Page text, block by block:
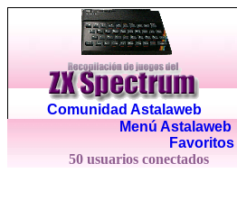
Comunidad Astalaweb
Menú Astalaweb|
Favoritos
50 usuarios conectados